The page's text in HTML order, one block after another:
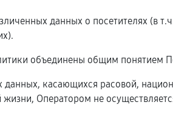
данных о посетителях (в
объединены общим понятием
касающихся расовой,
Оператором не